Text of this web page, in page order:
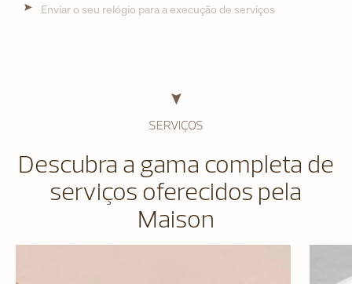
Enviar o seu relógio para a execução de serviços
SERVIÇOS
Descubra a gama completa de
serviços oferecidos pela
Maison